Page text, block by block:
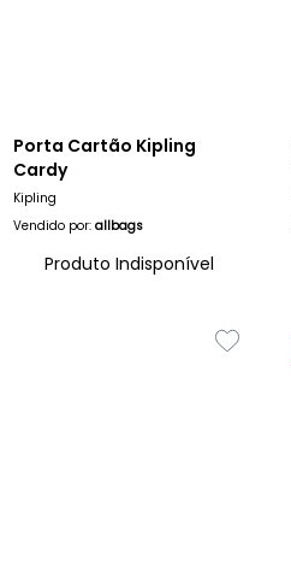
Porta Cartão Kipling
Cardy
Kipling
Vendido por: allbags
Produto Indisponível